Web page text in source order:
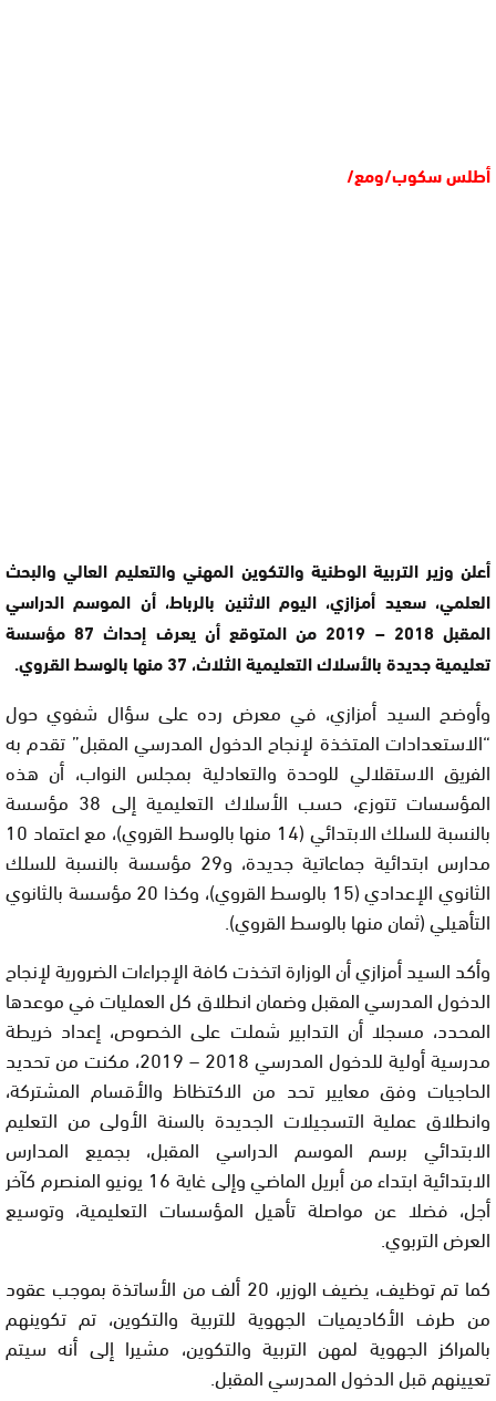
أطلس سكوب/ومع/
أعلن وزير التربية الوطنية والتكوين المهني والتعليم العالي والبحث
العلمي، سعيد أمزازي، اليوم الاثنين بالرباط، أن الموسم الدراسي
المقبل 2018 – 2019 من المتوقع أن يعرف إحداث 87 مؤسسة
تعليمية جديدة بالأسلاك التعليمية الثلاث، 37 منها بالوسط القروي.
وأوضح السيد أمزازي، في معرض رده على سؤال شفوي حول
“الاستعدادات المتخذة لإنجاح الدخول المدرسي المقبل” تقدم به
الفريق الاستقلالي للوحدة والتعادلية بمجلس النواب، أن هذه
المؤسسات تتوزع، حسب الأسلاك التعليمية إلى 38 مؤسسة
بالنسبة للسلك الابتدائي (14 منها بالوسط القروي)، مع اعتماد 10
مدارس ابتدائية جماعاتية جديدة، و29 مؤسسة بالنسبة للسلك
الثانوي الإعدادي (15 بالوسط القروي)، وكذا 20 مؤسسة بالثانوي
التأهيلي (ثمان منها بالوسط القروي).
وأكد السيد أمزازي أن الوزارة اتخذت كافة الإجراءات الضرورية لإنجاح
الدخول المدرسي المقبل وضمان انطلاق كل العمليات في موعدها
المحدد، مسجلا أن التدابير شملت على الخصوص، إعداد خريطة
مدرسية أولية للدخول المدرسي 2018 – 2019، مكنت من تحديد
الحاجيات وفق معايير تحد من الاكتظاظ والأقسام المشتركة،
وانطلاق عملية التسجيلات الجديدة بالسنة الأولى من التعليم
الابتدائي برسم الموسم الدراسي المقبل، بجميع المدارس
الابتدائية ابتداء من أبريل الماضي وإلى غاية 16 يونيو المنصرم كآخر
أجل، فضلا عن مواصلة تأهيل المؤسسات التعليمية، وتوسيع
العرض التربوي.
كما تم توظيف، يضيف الوزير، 20 ألف من الأساتذة بموجب عقود
من طرف الأكاديميات الجهوية للتربية والتكوين، تم تكوينهم
بالمراكز الجهوية لمهن التربية والتكوين، مشيرا إلى أنه سيتم
تعيينهم قبل الدخول المدرسي المقبل.